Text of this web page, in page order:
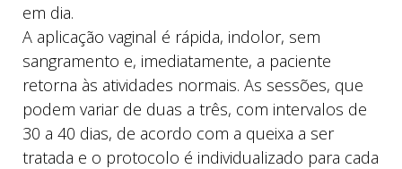
em dia.
A aplicação vaginal é rápida, indolor, sem
sangramento e, imediatamente, a paciente
retorna às atividades normais. As sessões, que
podem variar de duas a três, com intervalos de
30 a 40 dias, de acordo com a queixa a ser
tratada e o protocolo é individualizado para cada